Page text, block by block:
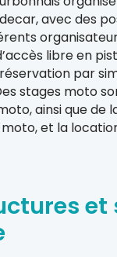
avec des
libre en
par
stages moto
ainsi que de
et la
et